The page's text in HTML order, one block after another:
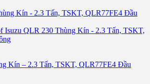
Kín – 2.3 Tấn, TSKT, QLR77FE4 Đầu